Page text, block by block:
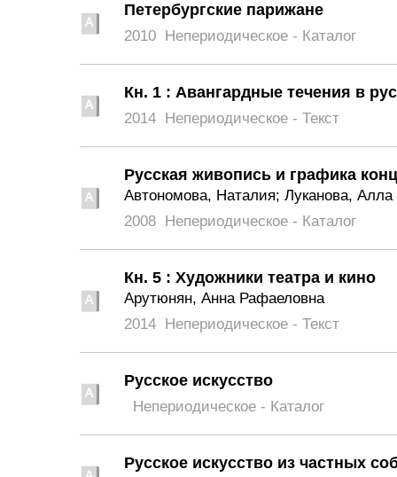
Петербургские парижане
2010 Непериодическое - Каталог
Кн. 1 : Авангардные течения в
2014 Непериодическое - Текст
Русская живопись и графика
Автономова, Наталия; Луканова, Алла
2008 Непериодическое - Каталог
Кн. 5 : Художники театра и кино
Арутюнян, Анна Рафаеловна
2014 Непериодическое - Текст
Русское искусство
Непериодическое - Каталог
Русское искусство из частных